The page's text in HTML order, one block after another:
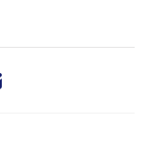
via X -
nieuwsbericht via
dit nieuwsbericht
Deel dit